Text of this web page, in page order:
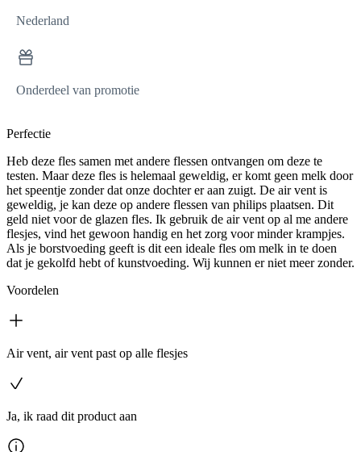
Nederland
Onderdeel van promotie
Perfectie
Heb deze fles samen met andere flessen ontvangen om deze te
testen. Maar deze fles is helemaal geweldig, er komt geen melk door
het speentje zonder dat onze dochter er aan zuigt. De air vent is
geweldig, je kan deze op andere flessen van philips plaatsen. Dit
geld niet voor de glazen fles. Ik gebruik de air vent op al me andere
flesjes, vind het gewoon handig en het zorg voor minder krampjes.
Als je borstvoeding geeft is dit een ideale fles om melk in te doen
dat je gekolfd hebt of kunstvoeding. Wij kunnen er niet meer zonder.
Voordelen
Air vent, air vent past op alle flesjes
Ja, ik raad dit product aan